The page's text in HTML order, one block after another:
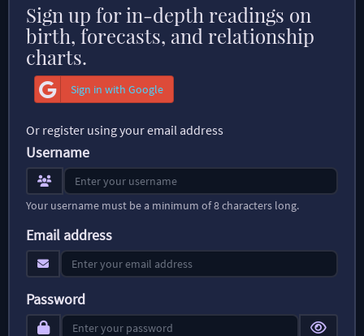
Sign up for in-depth readings on
birth, forecasts, and relationship
charts.
Sign in with Google
Or register using your email address
Username
Your username must be a minimum of 8 characters long.
Email address
Password